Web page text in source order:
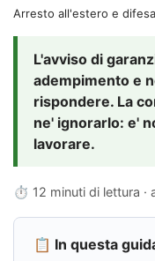
Arresto all'estero e
L'avviso di
adempimento e
rispondere. La
ne' ignorarlo: e'
lavorare.
⏱ 12 minuti di lettura ·
📋 In questa